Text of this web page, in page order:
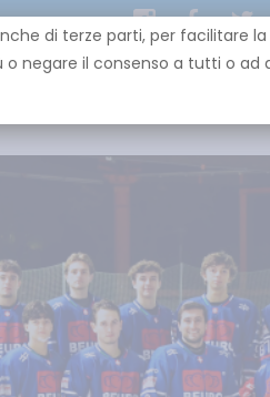
di terze parti, per facilitare
o negare il consenso a tutti o ad